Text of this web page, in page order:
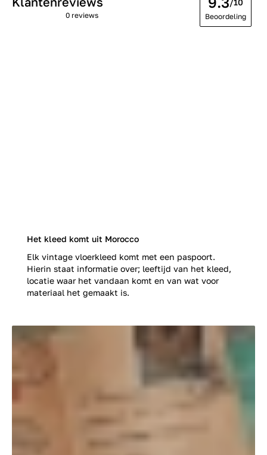
Het kleed komt uit Morocco
Elk vintage vloerkleed komt met een paspoort.
Hierin staat informatie over; leeftijd van het kleed,
locatie waar het vandaan komt en van wat voor
materiaal het gemaakt is.
0 reviews
/10
Beoordeling